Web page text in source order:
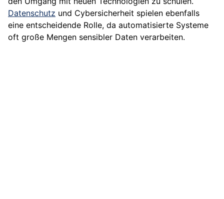
Datenschutz und Cybersicherheit spielen ebenfalls
eine entscheidende Rolle, da automatisierte Systeme
oft große Mengen sensibler Daten verarbeiten.